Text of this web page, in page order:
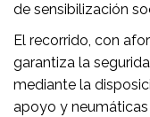
de sensibilización
El recorrido, con
garantiza la
mediante la
apoyo y